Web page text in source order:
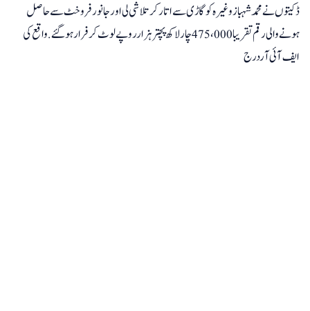
ڈکیتوں نے محمد شہباز وغیرہ کو گاڑی سے اتار کر تلاشی لی اور جانور فروخٹ سے حاصل
ہونے والی رقم تقریبا 475،000 چار لاکھ پچتر ہزار روپے لوٹ کر فرار ہو گئے. واقع کی
ایف آئی آر درج